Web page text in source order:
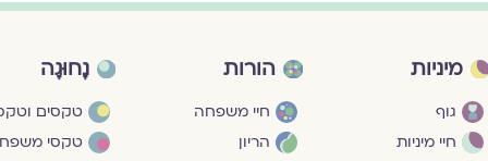
מיניות
גוף
חיי מיניות
הורות
חיי משפחה
הריון
נָחוּגָה
טקסים
טקסי